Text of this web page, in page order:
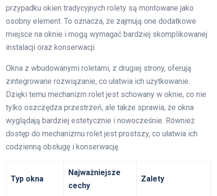
przypadku okien tradycyjnych rolety są montowane jako
osobny element. To oznacza, że zajmują one dodatkowe
miejsce na oknie i mogą wymagać bardziej skomplikowanej
instalacji oraz konserwacji.
Okna z wbudowanymi roletami, z drugiej strony, oferują
zintegrowane rozwiązanie, co ułatwia ich użytkowanie.
Dzięki temu mechanizm rolet jest schowany w oknie, co nie
tylko oszczędza przestrzeń, ale także sprawia, że okna
wyglądają bardziej estetycznie i nowocześnie. Również
dostęp do mechanizmu rolet jest prostszy, co ułatwia ich
codzienną obsługę i konserwację.
Typ okna
Najważniejsze
cechy
Zalety